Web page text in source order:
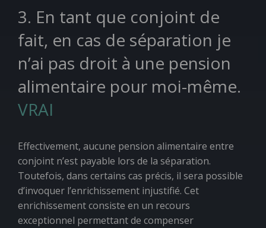
3. En tant que conjoint de
fait, en cas de séparation je
n’ai pas droit à une pension
alimentaire pour moi-même.
VRAI
Effectivement, aucune pension alimentaire entre
conjoint n’est payable lors de la séparation.
Toutefois, dans certains cas précis, il sera possible
d’invoquer l’enrichissement injustifié. Cet
enrichissement consiste en un recours
exceptionnel permettant de compenser